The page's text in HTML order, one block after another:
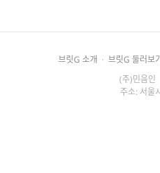
브릿G 소개 · 브릿G 둘러보기
(주)민음인
주소: 서울